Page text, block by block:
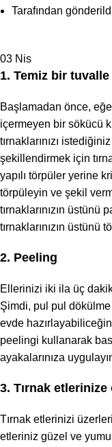
Tarafından
03 Nis
1. Temiz bir tuvalle
Başlamadan önce,
içermeyen bir sökücü
tırnaklarınızı
şekillendirmek için
yapılı törpüler yerine
törpüleyin ve şekil
tırnaklarınızın üstünü
tırnaklarınızın üstünü
2. Peeling
Ellerinizi iki ila üç
Şimdi, pul pul dökülme
evde
peelingi kullanarak
ayakalarınıza
3. Tırnak
Tırnak etlerinizi
etleriniz güzel ve